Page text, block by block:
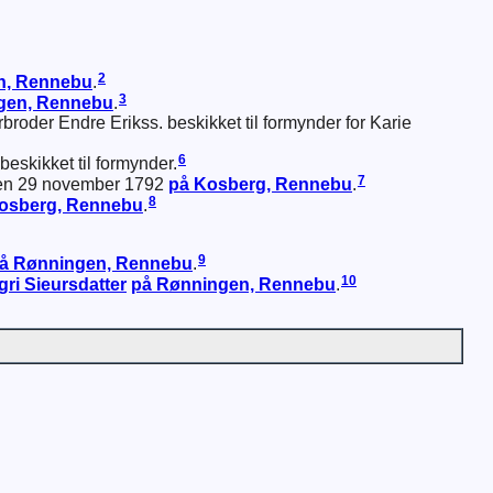
Rennebu.2
Rennebu.3
Endre Erikss. beskikket til formynder for Karie
til formynder.6
29 november 1792 på Kosberg, Rennebu.7
Rennebu.8
Rønningen, Rennebu.9
Sieursdatter på Rønningen, Rennebu.10